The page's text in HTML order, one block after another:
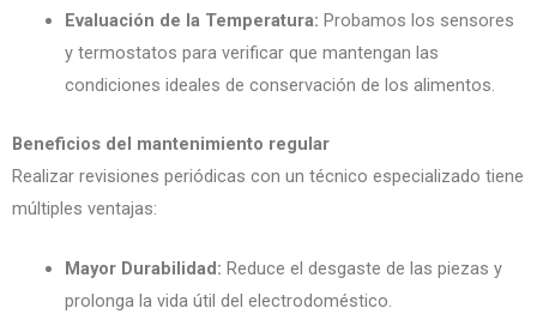
Evaluación de la Temperatura: Probamos los sensores
y termostatos para verificar que mantengan las
condiciones ideales de conservación de los alimentos.
Beneficios del mantenimiento regular
Realizar revisiones periódicas con un técnico especializado tiene
múltiples ventajas:
Mayor Durabilidad: Reduce el desgaste de las piezas y
prolonga la vida útil del electrodoméstico.